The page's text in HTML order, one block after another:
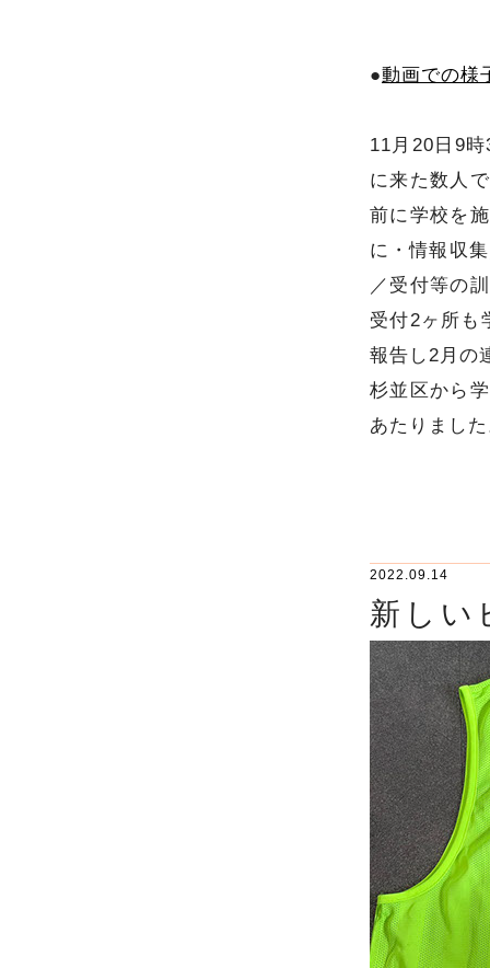
●動画での様
11月20日9
に来た数人
前に学校を
に・情報収
／受付等の
受付2ヶ所も
報告し2月の
杉並区から
あたりまし
2022.09.14
新しい